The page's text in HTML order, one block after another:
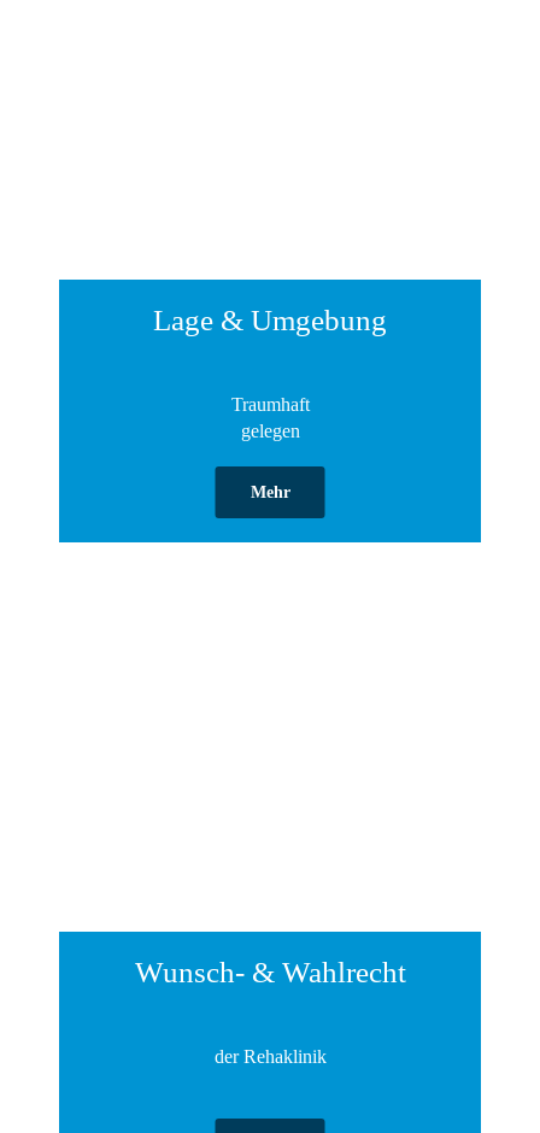
Lage & Umgebung
Traumhaft
gelegen
Mehr
Wunsch- & Wahlrecht
der Rehaklinik